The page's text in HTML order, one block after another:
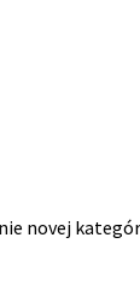
novej